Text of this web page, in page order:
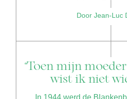
Door Jean-Luc
“Toen mijn
wist ik niet
In 1944 werd de